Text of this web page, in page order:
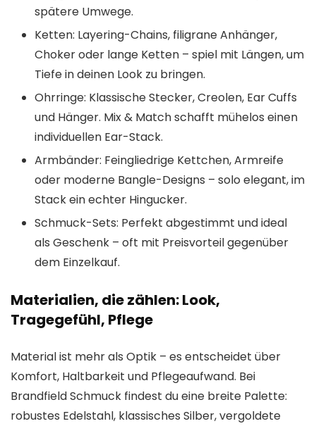
spätere Umwege.
Ketten: Layering-Chains, filigrane Anhänger,
Choker oder lange Ketten – spiel mit Längen, um
Tiefe in deinen Look zu bringen.
Ohrringe: Klassische Stecker, Creolen, Ear Cuffs
und Hänger. Mix & Match schafft mühelos einen
individuellen Ear-Stack.
Armbänder: Feingliedrige Kettchen, Armreife
oder moderne Bangle-Designs – solo elegant, im
Stack ein echter Hingucker.
Schmuck-Sets: Perfekt abgestimmt und ideal
als Geschenk – oft mit Preisvorteil gegenüber
dem Einzelkauf.
Materialien, die zählen: Look,
Tragegefühl, Pflege
Material ist mehr als Optik – es entscheidet über
Komfort, Haltbarkeit und Pflegeaufwand. Bei
Brandfield Schmuck findest du eine breite Palette:
robustes Edelstahl, klassisches Silber, vergoldete